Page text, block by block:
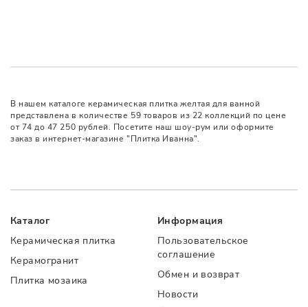
В нашем каталоге керамическая плитка желтая для ванной
представлена в количестве 59 товаров из 22 коллекций по цене
от 74 до 47 250 рублей. Посетите наш шоу-рум или оформите
заказ в интернет-магазине "Плитка Иванна".
Каталог
Керамическая плитка
Керамогранит
Плитка мозаика
Информация
Пользовательское
соглашение
Обмен и возврат
Новости